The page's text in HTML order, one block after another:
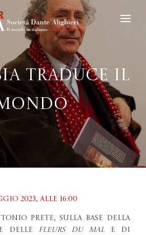
traduce il
2023, Alle 16:00
Prete, sulla base della
delle Fleurs du Mal e di